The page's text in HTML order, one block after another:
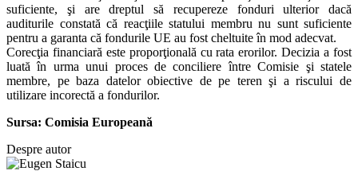
suficiente, şi are dreptul să recupereze fonduri ulterior dacă
auditurile constată că reacţiile statului membru nu sunt suficiente
pentru a garanta că fondurile UE au fost cheltuite în mod adecvat.
Corecţia financiară este proporţională cu rata erorilor. Decizia a fost
luată în urma unui proces de conciliere între Comisie şi statele
membre, pe baza datelor obiective de pe teren şi a riscului de
utilizare incorectă a fondurilor.
Sursa: Comisia Europeană
Despre autor